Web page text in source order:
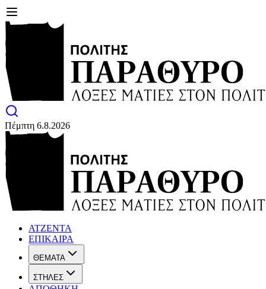
Πέμπτη 6.8.2026
ΑΤΖΕΝΤΑ
ΕΠΙΚΑΙΡΑ
ΘΕΜΑΤΑ
ΣΤΗΛΕΣ